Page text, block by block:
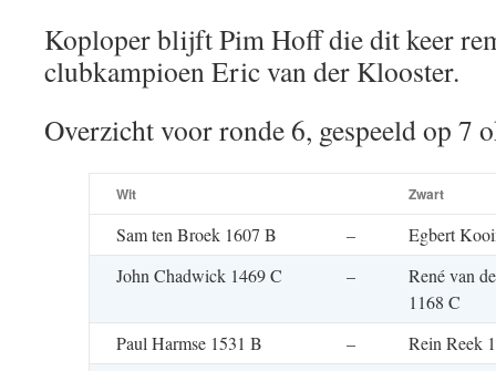
Koploper blijft Pim Hoff die dit keer
clubkampioen Eric van der Klooster.
Overzicht voor ronde 6, gespeeld op 7
Wit Zwart
Sam ten Broek 1607 B –
Egbert
John Chadwick 1469 C
–
René van
1168 C
Paul Harmse 1531 B
–
Rein Reek